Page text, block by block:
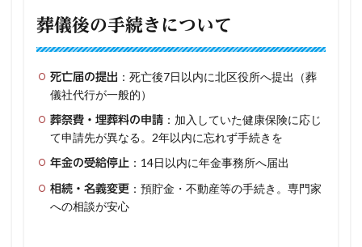
葬儀後の手続きについて
死亡届の提出 ：死亡後7日以内に北区役所へ提出（葬
儀社代行が一般的）
葬祭費・埋葬料の申請 ：加入していた健康保険に応じ
て申請先が異なる。2年以内に忘れず手続きを
年金の受給停止 ：14日以内に年金事務所へ届出
相続・名義変更 ：預貯金・不動産等の手続き。専門家
への相談が安心